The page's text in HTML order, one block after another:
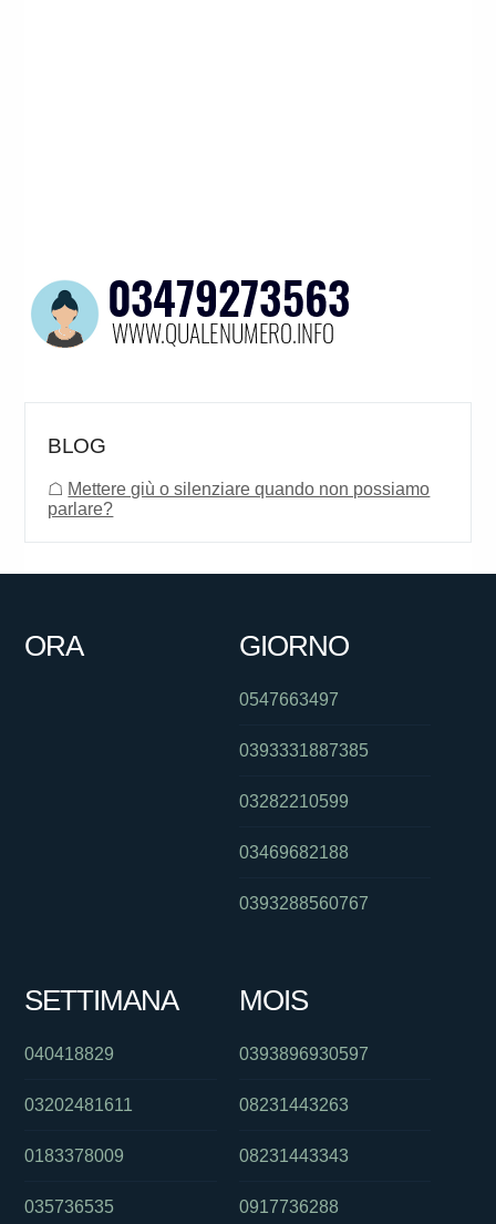
BLOG
☖ Mettere giù o silenziare quando non possiamo
parlare?
ORA GIORNO
0547663497
0393331887385
03282210599
03469682188
0393288560767
SETTIMANA
040418829
03202481611
0183378009
035736535
MOIS
0393896930597
08231443263
08231443343
0917736288